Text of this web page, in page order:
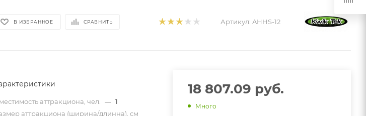
В ИЗБРАННОЕ СРАВНИТЬ Артикул: AHHS-12
аттракциона, чел. — 1
аттракциона (ширина/длинна), см
18 807.09 руб.
Много